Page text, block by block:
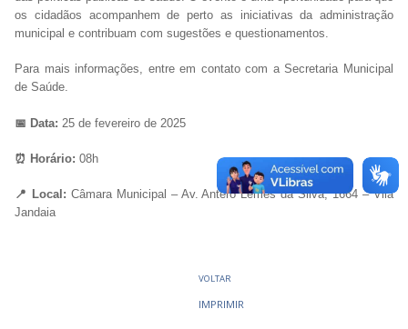
os cidadãos acompanhem de perto as iniciativas da administração
municipal e contribuam com sugestões e questionamentos.
Para mais informações, entre em contato com a Secretaria Municipal
de Saúde.
📅 Data: 25 de fevereiro de 2025
⏰ Horário: 08h
📍 Local: Câmara Municipal – Av. Antero Lemes da Silva, 1664 – Vila
Jandaia
VOLTAR
IMPRIMIR